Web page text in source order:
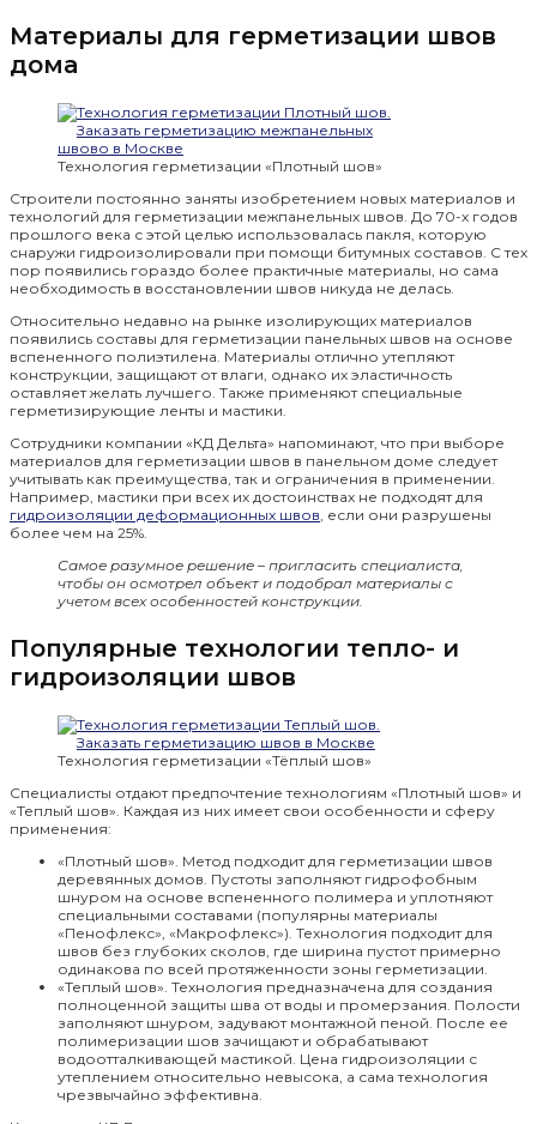
Материалы для герметизации швов
дома
Технология герметизации «Плотный шов»
Строители постоянно заняты изобретением новых материалов и
технологий для герметизации межпанельных швов. До 70-х годов
прошлого века с этой целью использовалась пакля, которую
снаружи гидроизолировали при помощи битумных составов. С тех
пор появились гораздо более практичные материалы, но сама
необходимость в восстановлении швов никуда не делась.
Относительно недавно на рынке изолирующих материалов
появились составы для герметизации панельных швов на основе
вспененного полиэтилена. Материалы отлично утепляют
конструкции, защищают от влаги, однако их эластичность
оставляет желать лучшего. Также применяют специальные
герметизирующие ленты и мастики.
Сотрудники компании «КД Дельта» напоминают, что при выборе
материалов для герметизации швов в панельном доме следует
учитывать как преимущества, так и ограничения в применении.
Например, мастики при всех их достоинствах не подходят для
гидроизоляции деформационных швов, если они разрушены
более чем на 25%.
Самое разумное решение – пригласить специалиста,
чтобы он осмотрел объект и подобрал материалы с
учетом всех особенностей конструкции.
Популярные технологии тепло- и
гидроизоляции швов
Технология герметизации «Тёплый шов»
Специалисты отдают предпочтение технологиям «Плотный шов» и
«Теплый шов». Каждая из них имеет свои особенности и сферу
применения:
«Плотный шов». Метод подходит для герметизации швов
деревянных домов. Пустоты заполняют гидрофобным
шнуром на основе вспененного полимера и уплотняют
специальными составами (популярны материалы
«Пенофлекс», «Макрофлекс»). Технология подходит для
швов без глубоких сколов, где ширина пустот примерно
одинакова по всей протяженности зоны герметизации.
«Теплый шов». Технология предназначена для создания
полноценной защиты шва от воды и промерзания. Полости
заполняют шнуром, задувают монтажной пеной. После ее
полимеризации шов зачищают и обрабатывают
водоотталкивающей мастикой. Цена гидроизоляции с
утеплением относительно невысока, а сама технология
чрезвычайно эффективна.